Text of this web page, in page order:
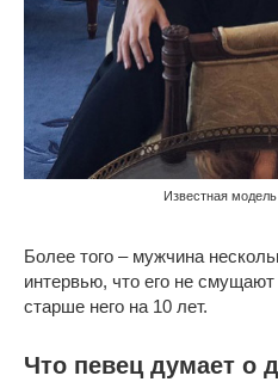
Известная
Более того – мужчина
интервью, что его не
старше него на 10 лет.
Что певец думает о